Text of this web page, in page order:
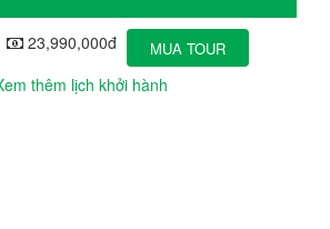
23,990,000đ MUA TOUR
thêm lịch khởi hành